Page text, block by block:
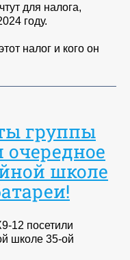
для налога,
году.
налог и кого он
группы
очередное
школе
12 посетили
школе 35-ой